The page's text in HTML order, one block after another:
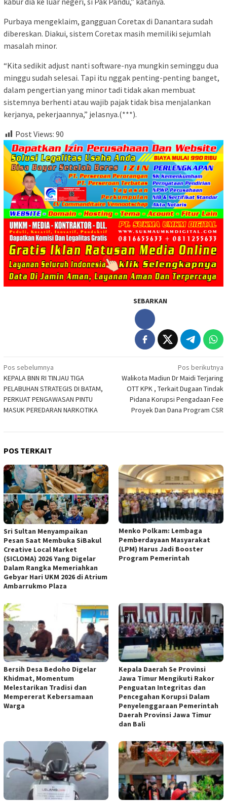
Purbaya mengeklaim, gangguan Coretax di Danantara sudah
dibereskan. Diakui, sistem Coretax masih memiliki sejumlah
masalah minor.
“Kita sedikit adjust nanti software-nya mungkin seminggu dua
minggu sudah selesai. Tapi itu nggak penting-penting banget,
dalam pengertian yang minor tadi tidak akan membuat
sistemnya berhenti atau wajib pajak tidak bisa menjalankan
kerjanya, pekerjaannya,” jelasnya.(***).
Post Views: 90
SEBARKAN
Navigasi
pos
Pos sebelumnya
KEPALA BNN RI TINJAU TIGA
PELABUHAN STRATEGIS DI BATAM,
PERKUAT PENGAWASAN PINTU
MASUK PEREDARAN NARKOTIKA
Pos berikutnya
Walikota Madiun Dr Maidi Terjaring
OTT KPK , Terkait Dugaan Tindak
Pidana Korupsi Pengadaan Fee
Proyek Dan Dana Program CSR
POS TERKAIT
Sri Sultan Menyampaikan
Pesan Saat Membuka SiBakul
Creative Local Market
(SICLOMA) 2026 Yang Digelar
Dalam Rangka Memeriahkan
Gebyar Hari UKM 2026 di Atrium
Ambarrukmo Plaza
Menko Polkam: Lembaga
Pemberdayaan Masyarakat
(LPM) Harus Jadi Booster
Program Pemerintah
Bersih Desa Bedoho Digelar
Khidmat, Momentum
Melestarikan Tradisi dan
Mempererat Kebersamaan
Warga
Kepala Daerah Se Provinsi
Jawa Timur Mengikuti Rakor
Penguatan Integritas dan
Pencegahan Korupsi Dalam
Penyelenggaraan Pemerintah
Daerah Provinsi Jawa Timur
dan Bali